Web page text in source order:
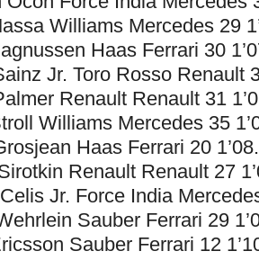
Williams Mercedes 29
Haas Ferrari 30
Jr. Toro Rosso Renault
Renault Renault 31
Williams Mercedes 35
Haas Ferrari 20
Renault Renault 27
Jr. Force India
Sauber Ferrari 29
Sauber Ferrari 12